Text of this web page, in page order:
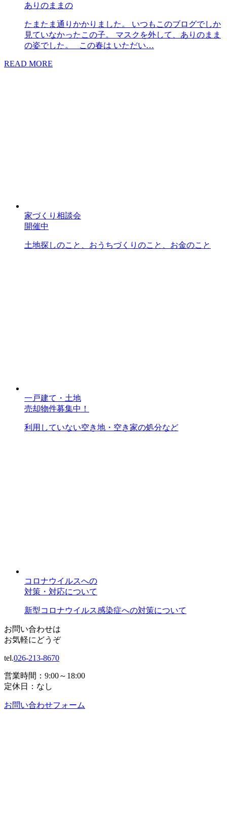
ありのままの
たまたま通りかかりました。 いつもこのブログでしか
見ていなかったこの子。 マスクを外して、ありのまま
の姿でした。 この春は いただい…
READ MORE
家づくり相談会
開催中
土地探しのこと、おうちづくりのこと、お金のこと
一戸建て・土地
売却物件募集中！
利用していない空き地・空き家の処分など
コロナウイルスへの
対策・対応について
新型コロナウイルス感染症への対策について
お問い合わせは
お気軽にどうぞ
tel.026-213-8670
営業時間：9:00～18:00
定休日：なし
お問い合わせフォーム